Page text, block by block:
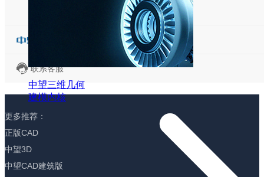
中望三维几何
建模内核
联系客服
更多推荐：
正版CAD
中望3D
中望CAD建筑版